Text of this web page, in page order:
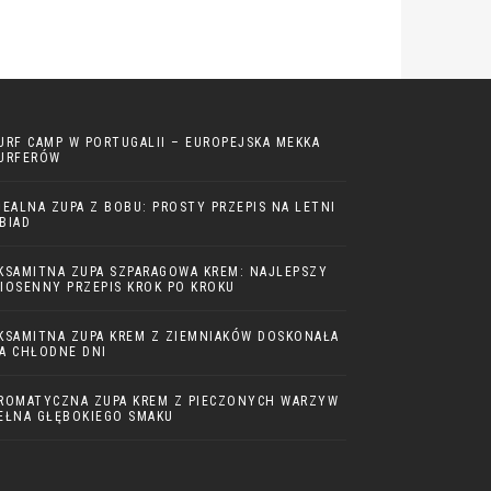
CAMP W PORTUGALII – EUROPEJSKA MEKKA
ZUPA Z BOBU: PROSTY PRZEPIS NA LETNI
ZUPA SZPARAGOWA KREM: NAJLEPSZY
PRZEPIS KROK PO KROKU
ZUPA KREM Z ZIEMNIAKÓW DOSKONAŁA
CHŁODNE DNI
ZUPA KREM Z PIECZONYCH WARZYW
GŁĘBOKIEGO SMAKU